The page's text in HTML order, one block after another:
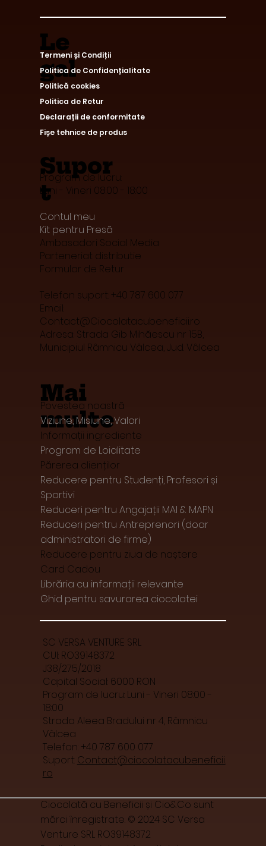
Le
gal
Supor
t
Mai
multe
Program de lucru:
Luni - Vineri 08:00 - 18:00
Contul meu
Kit pentru Presă
Ambasadori Social Media
Parteneriat distributie
Formular de Retur
Telefon suport: +40 787 600 077
Email:
Contact@Ciocolatacubeneficii.ro
Adresa: Strada Gib Mihăescu nr 15B,
Municipiul Râmnicu Vâlcea, Jud. Vâlcea
Povestea noastră
Viziune, Misiune, Valori
Informații ingrediente
Program de Loialitate
Părerea clienților
Reducere pentru Studenți, Profesori și
Sportivi
Reduceri pentru Angajații MAI & MAPN
Reduceri pentru Antreprenori (doar
administratori de firme)
Reducere pentru ziua de naștere
Card Cadou
Librăria cu informații relevante
Ghid pentru savurarea ciocolatei
Termeni și Condiții
Politica de Confidențialitate
Politică cookies
Politica de Retur
Declarații de conformitate
Fișe tehnice de produs
SC VERSA VENTURE SRL
CUI: RO39148372
J38/275/2018
Capital Social: 6000 RON
Program de lucru: Luni - Vineri 08:00 -
18:00
Strada Aleea Bradului nr 4, Râmnicu
Vâlcea
Telefon: +40 787 600 077
Suport: Contact@ciocolatacubeneficii.
ro
Ciocolată cu Beneficii și Cio&Co sunt
mărci înregistrate. © 2024 SC Versa
Venture SRL RO39148372